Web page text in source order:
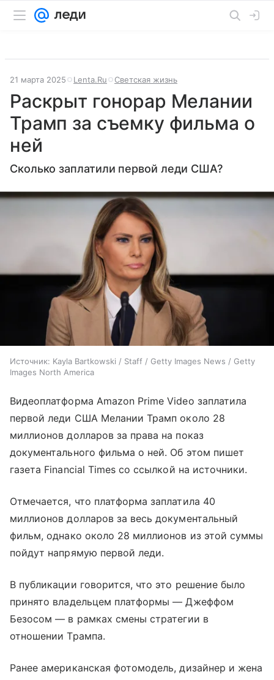
21 марта 2025 Lenta.Ru Светская жизнь
Раскрыт гонорар Мелании
Трамп за съемку фильма о
ней
Сколько заплатили первой леди США?
Источник: Kayla Bartkowski / Staff / Getty Images News / Getty
Images North America
Видеоплатформа Amazon Prime Video заплатила
первой леди США Мелании Трамп около 28
миллионов долларов за права на показ
документального фильма о ней. Об этом пишет
газета Financial Times со ссылкой на источники.
Отмечается, что платформа заплатила 40
миллионов долларов за весь документальный
фильм, однако около 28 миллионов из этой суммы
пойдут напрямую первой леди.
В публикации говорится, что это решение было
принято владельцем платформы — Джеффом
Безосом — в рамках смены стратегии в
отношении Трампа.
Ранее американская фотомодель, дизайнер и жена